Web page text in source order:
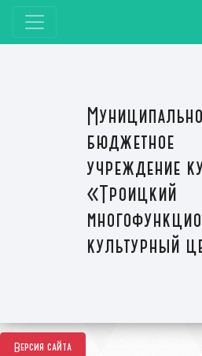
Версия сайта
бюджетное
учреждение
«Троицкий
культурный